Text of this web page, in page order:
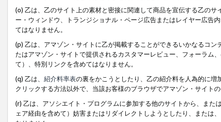
(o) 乙は、乙のサイト上の素材と密接に関連して商品を宣伝する乙の
ー・ウィンドウ、トランジショナル・ページ広告またはレイヤー広告
てはなりません。
(p) 乙は、アマゾン・サイトに乙が掲載することができるいかなるコ
たはアマゾン・サイトで提供されるカスタマーレビュー、フォーラム
て）、特別リンクを含めてはなりません。
(q) 乙は、 紹介料率表の裏をかこうとしたり、乙の紹介料を人為的に
クリックする方法以外で、当該お客様のブラウザでアマゾン・サイト
(r) 乙は、アソシエイト・プログラムに参加する他のサイトから、ま
ェア経由を含めて）妨害またはリダイレクトしようとしたり、または